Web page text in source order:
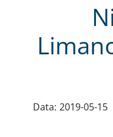
Data: 2019-05-15